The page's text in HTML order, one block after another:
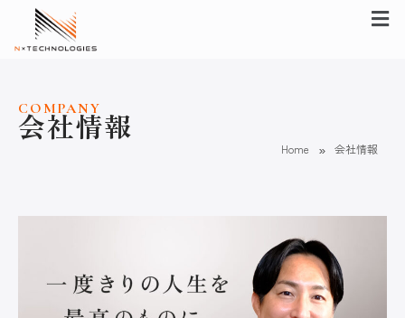
メ
ニ
COMPANY
会社情報
Home » 会社情報